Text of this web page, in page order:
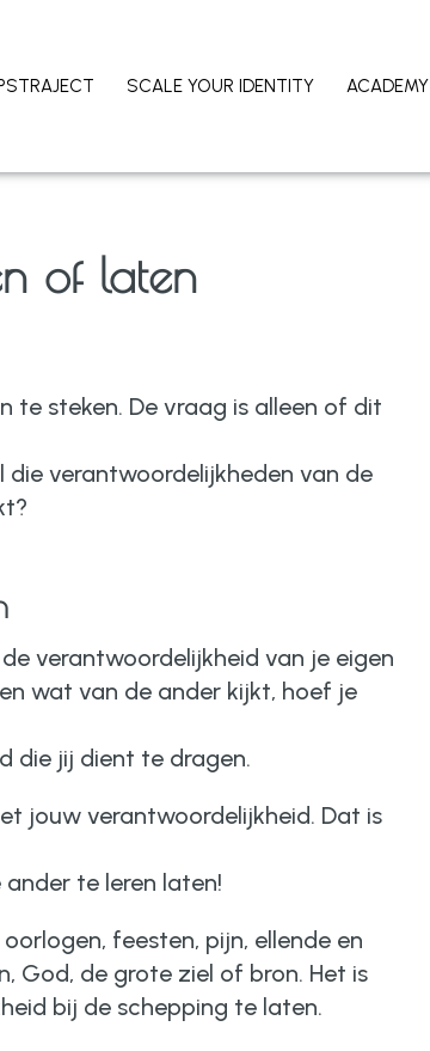
SCALE YOUR IDENTITY ACADEMY
of laten
te steken. De vraag is alleen of dit
verantwoordelijkheden van de
verantwoordelijkheid van je eigen
wat van de ander kijkt, hoef je
die jij dient te dragen.
jouw verantwoordelijkheid. Dat is
te leren laten!
feesten, pijn, ellende en
God, de grote ziel of bron. Het is
bij de schepping te laten.